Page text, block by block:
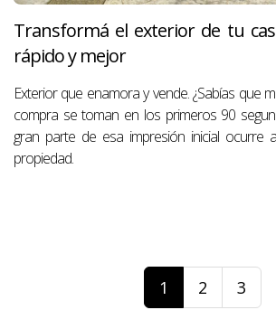
Transformá el exterior de tu
rápido y mejor
Exterior que enamora y vende. ¿Sabías que
compra se toman en los primeros 90
gran parte de esa impresión inicial ocurre
propiedad.
1 2 3